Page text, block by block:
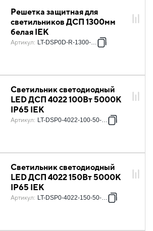
Решетка защитная для
светильников ДСП 1300мм
белая IEK
Артикул: LT-DSP0D-R-1300-K01
Светильник светодиодный
LED ДСП 4022 100Вт 5000К
IP65 IEK
Артикул: LT-DSP0-4022-100-50-K02
Светильник светодиодный
LED ДСП 4022 150Вт 5000К
IP65 IEK
Артикул: LT-DSP0-4022-150-50-K02